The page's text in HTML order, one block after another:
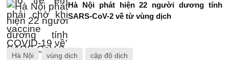
Hà Nội phát hiện 22 người dương tính
SARS-CoV-2 về từ vùng dịch
Hà Nội vùng dịch cập độ dịch